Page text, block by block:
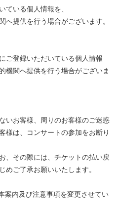
ている個人情報を、
へ提供を行う場合がございます。
ご登録いただいている個人情報
機関へ提供を行う場合がございま
いお客様、周りのお客様のご迷惑
様は、コンサートの参加をお断り
、その際には、チケットの払い戻
めご了承お願いいたします。
案内及び注意事項を変更させてい